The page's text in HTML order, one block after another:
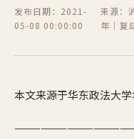
发布日期：2021-
05-08 00:00:00
来源：
年｜复
本文来源于华东政法大